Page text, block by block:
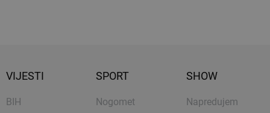
VIJESTI
BIH
SPORT
Nogomet
SHOW
Napredujem